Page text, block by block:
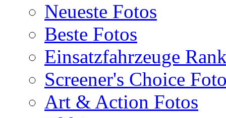
Neueste Fotos
Beste Fotos
Einsatzfahrzeuge
Screener's Choice
Art & Action Fotos